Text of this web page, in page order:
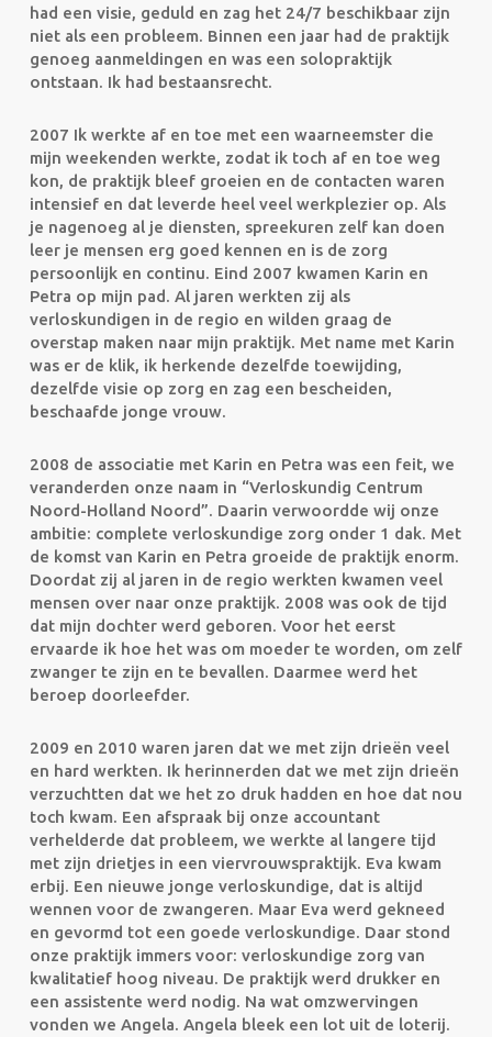
had een visie, geduld en zag het 24/7 beschikbaar zijn
niet als een probleem. Binnen een jaar had de praktijk
genoeg aanmeldingen en was een solopraktijk
ontstaan. Ik had bestaansrecht.
2007 Ik werkte af en toe met een waarneemster die
mijn weekenden werkte, zodat ik toch af en toe weg
kon, de praktijk bleef groeien en de contacten waren
intensief en dat leverde heel veel werkplezier op. Als
je nagenoeg al je diensten, spreekuren zelf kan doen
leer je mensen erg goed kennen en is de zorg
persoonlijk en continu. Eind 2007 kwamen Karin en
Petra op mijn pad. Al jaren werkten zij als
verloskundigen in de regio en wilden graag de
overstap maken naar mijn praktijk. Met name met Karin
was er de klik, ik herkende dezelfde toewijding,
dezelfde visie op zorg en zag een bescheiden,
beschaafde jonge vrouw.
2008 de associatie met Karin en Petra was een feit, we
veranderden onze naam in “Verloskundig Centrum
Noord-Holland Noord”. Daarin verwoordde wij onze
ambitie: complete verloskundige zorg onder 1 dak. Met
de komst van Karin en Petra groeide de praktijk enorm.
Doordat zij al jaren in de regio werkten kwamen veel
mensen over naar onze praktijk. 2008 was ook de tijd
dat mijn dochter werd geboren. Voor het eerst
ervaarde ik hoe het was om moeder te worden, om zelf
zwanger te zijn en te bevallen. Daarmee werd het
beroep doorleefder.
2009 en 2010 waren jaren dat we met zijn drieën veel
en hard werkten. Ik herinnerden dat we met zijn drieën
verzuchtten dat we het zo druk hadden en hoe dat nou
toch kwam. Een afspraak bij onze accountant
verhelderde dat probleem, we werkte al langere tijd
met zijn drietjes in een viervrouwspraktijk. Eva kwam
erbij. Een nieuwe jonge verloskundige, dat is altijd
wennen voor de zwangeren. Maar Eva werd gekneed
en gevormd tot een goede verloskundige. Daar stond
onze praktijk immers voor: verloskundige zorg van
kwalitatief hoog niveau. De praktijk werd drukker en
een assistente werd nodig. Na wat omzwervingen
vonden we Angela. Angela bleek een lot uit de loterij.